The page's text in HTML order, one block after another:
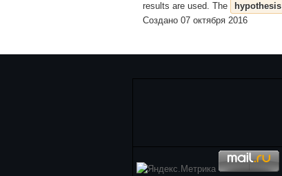
results are used. The
hypothesis
Создано 07 октября 2016